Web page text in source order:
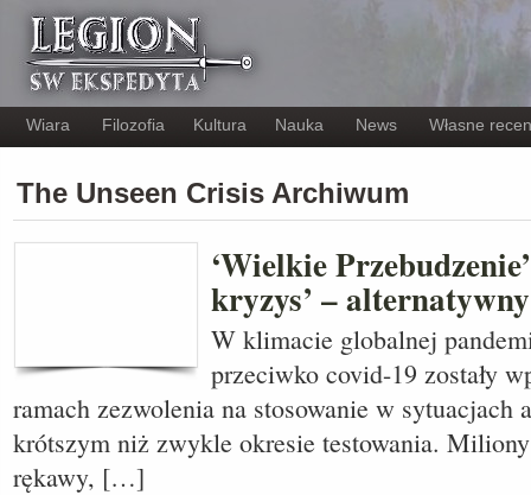
Wiara Filozofia Kultura Nauka News Własne
The Unseen Crisis Archiwum
‘Wielkie
kryzys’ –
W klimacie globalnej
przeciwko covid-19 zostały
ramach zezwolenia na stosowanie w sytuacjach
krótszym niż zwykle okresie testowania.
rękawy, […]